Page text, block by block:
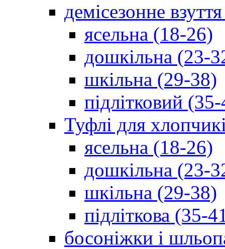
демісезонне
ясельна (18-26)
дошкільна (23-
шкільна (29-38)
підлітковий
Туфлі для
ясельна (18-26)
дошкільна (23-
шкільна (29-38)
підліткова (35-
босоніжки і